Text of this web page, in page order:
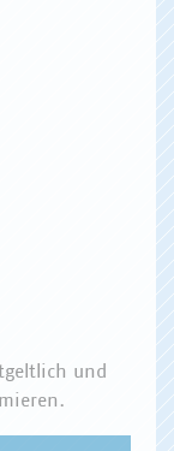
und